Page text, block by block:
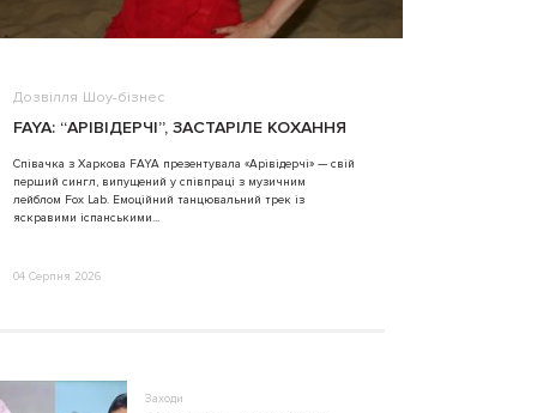
Дозвілля Шоу-бізнес
FAYA: “АРІВІДЕРЧІ”, ЗАСТАРІЛЕ КОХАННЯ
Співачка з Харкова FAYA презентувала «Арівідерчі» — свій
перший сингл, випущений у співпраці з музичним
лейблом Fox Lab. Емоційний танцювальний трек із
яскравими іспанськими...
04 Серпня 2026
Заходи